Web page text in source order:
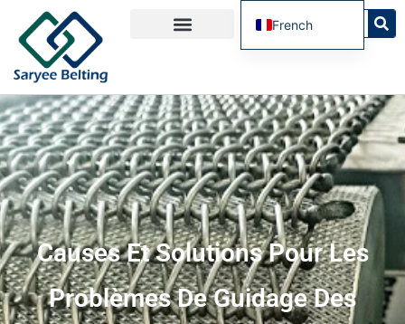
Causes Et Solutions Pour Les
Problèmes De Guidage Des
French
English
Russian
Portuguese